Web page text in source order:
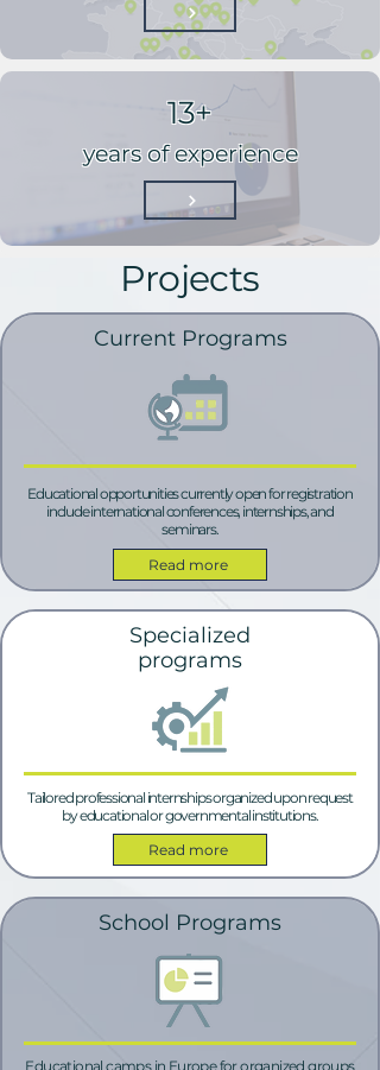
13+
years of experience
Projects
Current Programs
Educational opportunities currently open for registration
include international conferences, internships, and
seminars.
Read more
Specialized
programs
Tailored professional internships organized upon request
by educational or governmental institutions.
Read more
School Programs
Educational camps in Europe for organized groups